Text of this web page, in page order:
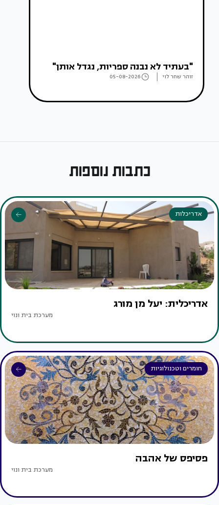
"בעתיד לא נבנה ספריות, נגדל אותן"
זוהר שחר לוי 05-08-2026
כתבות נוספות
אדריכלות
אדריכלית: יעל מן מורג
מערכת בית ונוי
חומרים וטכנולוגיות
פסיפס של אהבה
מערכת בית ונוי